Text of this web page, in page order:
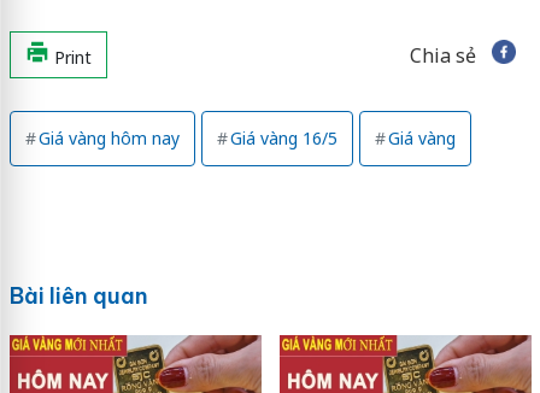
Print Chia sẻ
Giá vàng hôm nay Giá vàng 16/5 Giá vàng
Bài liên quan